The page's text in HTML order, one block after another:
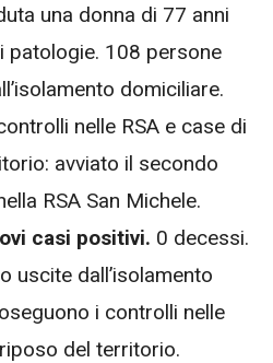
una donna di 77 anni
patologie. 108 persone
domiciliare.
nelle RSA e case di
avviato il secondo
RSA San Michele.
casi positivi. 0 decessi.
uscite dall’isolamento
i controlli nelle
del territorio.